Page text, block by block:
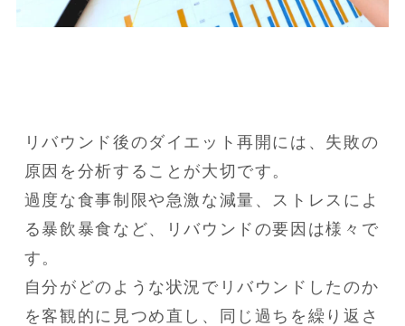
リバウンド後のダイエット再開には、失敗の
原因を分析することが大切です。
過度な食事制限や急激な減量、ストレスによ
る暴飲暴食など、リバウンドの要因は様々で
す。
自分がどのような状況でリバウンドしたのか
を客観的に見つめ直し、同じ過ちを繰り返さ